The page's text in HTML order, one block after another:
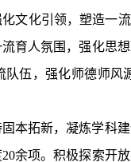
文化引领，塑造一
育人氛围，强化思
伍，强化师德师
本拓新，凝炼学科
20余项。积极探索开